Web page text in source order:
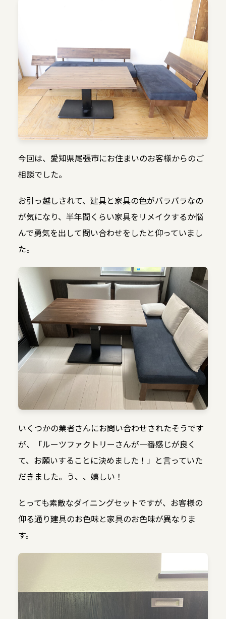
今回は、愛知県尾張市にお住まいのお客様からのご
相談でした。
お引っ越しされて、建具と家具の色がバラバラなの
が気になり、半年間くらい家具をリメイクするか悩
んで勇気を出して問い合わせをしたと仰っていまし
た。
いくつかの業者さんにお問い合わせされたそうです
が、「ルーツファクトリーさんが一番感じが良く
て、お願いすることに決めました！」と言っていた
だきました。う、、嬉しい！
とっても素敵なダイニングセットですが、お客様の
仰る通り建具のお色味と家具のお色味が異なりま
す。